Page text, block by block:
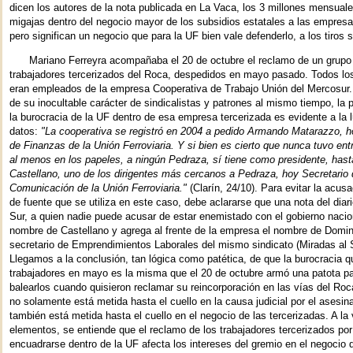
dicen los autores de la nota publicada en La Vaca, los 3 millones
migajas dentro del negocio mayor de los subsidios estatales a las
pero significan un negocio que para la UF bien vale defenderlo, a los tiros
Mariano Ferreyra acompañaba el 20 de octubre el reclamo de un
trabajadores tercerizados del Roca, despedidos en mayo pasado. Todos
eran empleados de la empresa Cooperativa de Trabajo Unión del
de su inocultable carácter de sindicalistas y patrones al mismo tiempo, la
la burocracia de la UF dentro de esa empresa tercerizada es evidente a la
datos: "La cooperativa se registró en 2004 a pedido Armando Matarazzo,
de Finanzas de la Unión Ferroviaria. Y si bien es cierto que nunca tuvo
al menos en los papeles, a ningún Pedraza, sí tiene como presidente,
Castellano, uno de los dirigentes más cercanos a Pedraza, hoy Secretario
Comunicación de la Unión Ferroviaria." (Clarín, 24/10). Para evitar la
de fuente que se utiliza en este caso, debe aclararse que una nota del
Sur, a quien nadie puede acusar de estar enemistado con el gobierno
nombre de Castellano y agrega al frente de la empresa el nombre de
secretario de Emprendimientos Laborales del mismo sindicato (Miradas al
Llegamos a la conclusión, tan lógica como patética, de que la burocracia
trabajadores en mayo es la misma que el 20 de octubre armó una patota
balearlos cuando quisieron reclamar su reincorporación en las vías del
no solamente está metida hasta el cuello en la causa judicial por el
también está metida hasta el cuello en el negocio de las tercerizadas. A
elementos, se entiende que el reclamo de los trabajadores tercerizados
encuadrarse dentro de la UF afecta los intereses del gremio en el negocio